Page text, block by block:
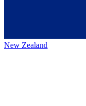
New Zealand